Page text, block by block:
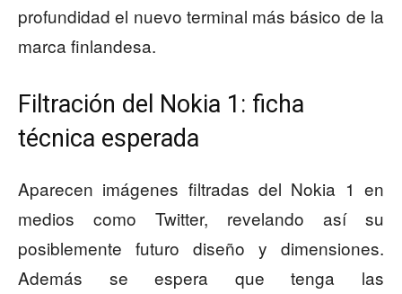
profundidad el nuevo terminal más básico de la
marca finlandesa.
Filtración del Nokia 1: ficha
técnica esperada
Aparecen imágenes filtradas del Nokia 1 en
medios como Twitter, revelando así su
posiblemente futuro diseño y dimensiones.
Además se espera que tenga las